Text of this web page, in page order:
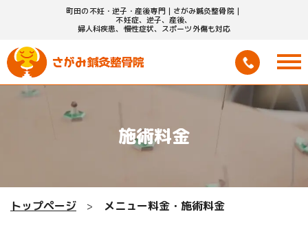
町田の不妊・逆子・産後専門｜さがみ鍼灸整骨院｜
不妊症、逆子、産後、
婦人科疾患、慢性症状、スポーツ外傷も対応
施術料金
トップページ メニュー料金・施術料金